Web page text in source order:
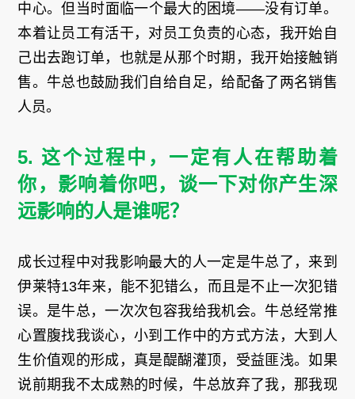
中心。但当时面临一个最大的困境——没有订单。
本着让员工有活干，对员工负责的心态，我开始自
己出去跑订单，也就是从那个时期，我开始接触销
售。牛总也鼓励我们自给自足，给配备了两名销售
人员。
5. 这个过程中，一定有人在帮助着
你，影响着你吧，谈一下对你产生深
远影响的人是谁呢？
成长过程中对我影响最大的人一定是牛总了，来到
伊莱特13年来，能不犯错么，而且是不止一次犯错
误。是牛总，一次次包容我给我机会。牛总经常推
心置腹找我谈心，小到工作中的方式方法，大到人
生价值观的形成，真是醍醐灌顶，受益匪浅。如果
说前期我不太成熟的时候，牛总放弃了我，那我现